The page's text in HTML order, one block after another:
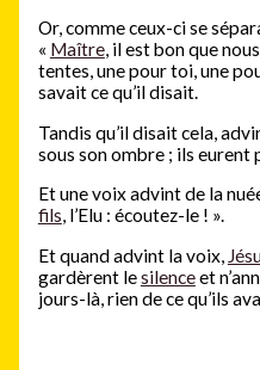
Or, comme ceux-ci se
« Maître, il est bon que
tentes, une pour toi, une
savait ce qu’il disait.
Tandis qu’il disait cela,
sous son ombre ; ils eurent
Et une voix advint de la
fils, l’Elu : écoutez-le ! ».
Et quand advint la voix,
gardèrent lesilenceet
jours-là, rien de ce qu’ils